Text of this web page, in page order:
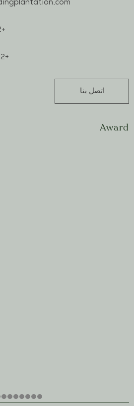
+62 (0) 81 138 10 123
+62 (0) 368 2080 123
اتصل بنا
Award